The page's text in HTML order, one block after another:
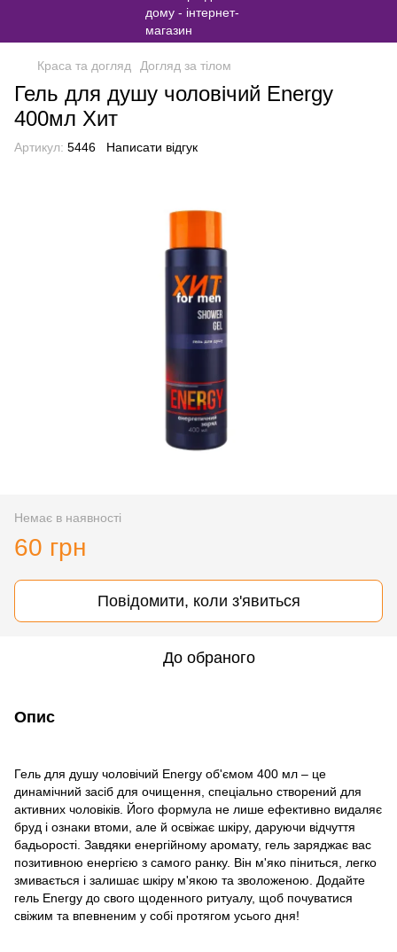
Краса та догляд Догляд за тілом
Гель для душу чоловічий Energy
400мл Хит
Артикул: 5446 Написати відгук
Немає в наявності
60 грн
Повідомити, коли з'явиться
До обраного
Опис
​​Гель для душу чоловічий Energy об'ємом 400 мл – це
динамічний засіб для очищення, спеціально створений для
активних чоловіків. Його формула не лише ефективно видаляє
бруд і ознаки втоми, але й освіжає шкіру, даруючи відчуття
бадьорості. Завдяки енергійному аромату, гель заряджає вас
позитивною енергією з самого ранку. Він м'яко піниться, легко
змивається і залишає шкіру м'якою та зволоженою. Додайте
гель Energy до свого щоденного ритуалу, щоб почуватися
свіжим та впевненим у собі протягом усього дня!